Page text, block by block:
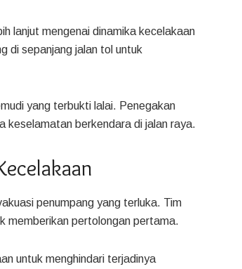
lanjut mengenai dinamika kecelakaan
di sepanjang jalan tol untuk
yang terbukti lalai. Penegakan
keselamatan berkendara di jalan raya.
penumpang yang terluka. Tim
memberikan pertolongan pertama.
untuk menghindari terjadinya